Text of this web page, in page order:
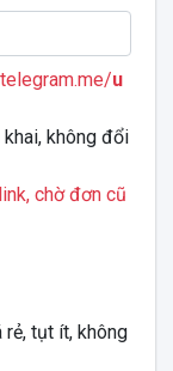
u
không đổi
chờ đơn cũ
tụt ít, không